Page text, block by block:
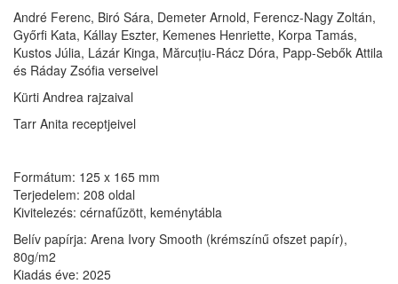
André Ferenc, Biró Sára, Demeter Arnold, Ferencz-Nagy Zoltán,
Győrfi Kata, Kállay Eszter, Kemenes Henriette, Korpa Tamás,
Kustos Júlia, Lázár Kinga, Mărcuțiu-Rácz Dóra, Papp-Sebők Attila
és Ráday Zsófia verseivel
Kürti Andrea rajzaival
Tarr Anita receptjeivel
Formátum: 125 x 165 mm
Terjedelem: 208 oldal
Kivitelezés: cérnafűzött, keménytábla
Belív papírja: Arena Ivory Smooth (krémszínű ofszet papír),
80g/m2
Kiadás éve: 2025